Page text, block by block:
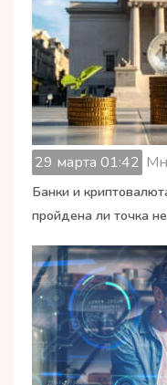
29 марта 01:42
Банки и
пройдена ли точка